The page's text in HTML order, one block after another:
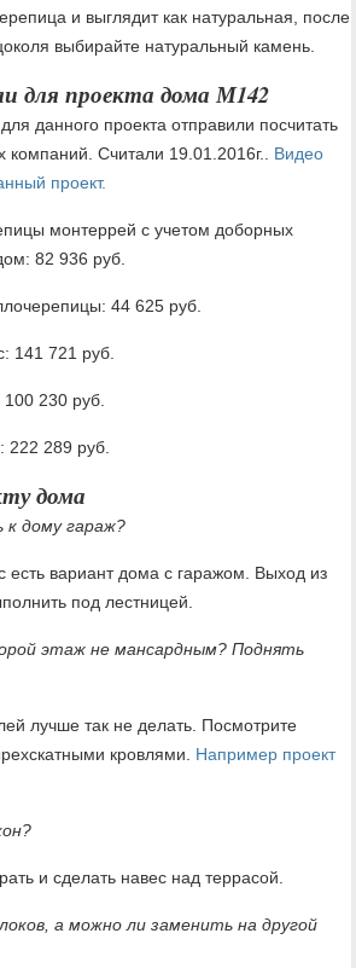
и выглядит как натуральная, после
выбирайте натуральный камень.
для проекта дома М142
данного проекта отправили посчитать
компаний. Считали 19.01.2016г.. Видео
проект.
монтеррей с учетом доборных
82 936 руб.
44 625 руб.
141 721 руб.
230 руб.
222 289 руб.
дома
дому гараж?
есть вариант дома с гаражом. Выход из
под лестницей.
этаж не мансардным? Поднять
лучше так не делать. Посмотрите
кровлями. Например проект
и сделать навес над террасой.
а можно ли заменить на другой